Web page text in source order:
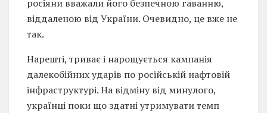
росіяни вважали його безпечною гаванню,
віддаленою від України. Очевидно, це вже не
так.
Нарешті, триває і нарощується кампанія
далекобійних ударів по російській нафтовій
інфраструктурі. На відміну від минулого,
українці поки що здатні утримувати темп